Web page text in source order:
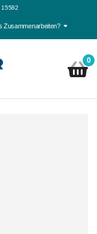
15582
Zusammenarbeiten?
0